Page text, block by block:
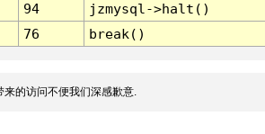
94
jzmysql->halt()
76 break()
的访问不便我们深感歉意.